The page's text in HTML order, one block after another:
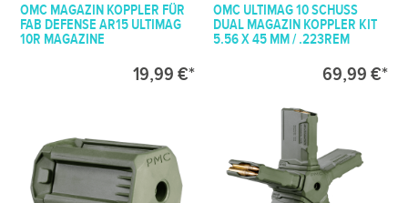
OMC MAGAZIN KOPPLER FÜR
FAB DEFENSE AR15 ULTIMAG
10R MAGAZINE
19,99 €*
OMC ULTIMAG 10 SCHUSS
DUAL MAGAZIN KOPPLER KIT
5.56 X 45 MM / .223REM
69,99 €*